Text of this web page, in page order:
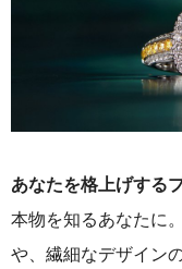
あなたを格上げする
本物を知るあなたに
や、繊細なデザイン